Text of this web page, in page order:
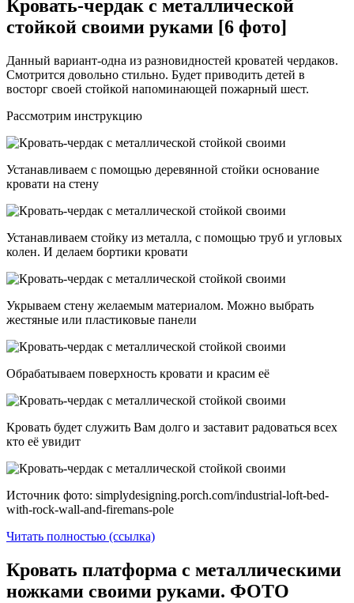
Кровать-чердак с металлической
стойкой своими руками [6 фото]
Данный вариант-одна из разновидностей кроватей чердаков.
Смотрится довольно стильно. Будет приводить детей в
восторг своей стойкой напоминающей пожарный шест.
Рассмотрим инструкцию
Устанавливаем с помощью деревянной стойки основание
кровати на стену
Устанавливаем стойку из металла, с помощью труб и угловых
колен. И делаем бортики кровати
Укрываем стену желаемым материалом. Можно выбрать
жестяные или пластиковые панели
Обрабатываем поверхность кровати и красим её
Кровать будет служить Вам долго и заставит радоваться всех
кто её увидит
Источник фото: simplydesigning.porch.com/industrial-loft-bed-
with-rock-wall-and-firemans-pole
Читать полностью (ссылка)
Кровать платформа с металлическими
ножками своими руками. ФОТО